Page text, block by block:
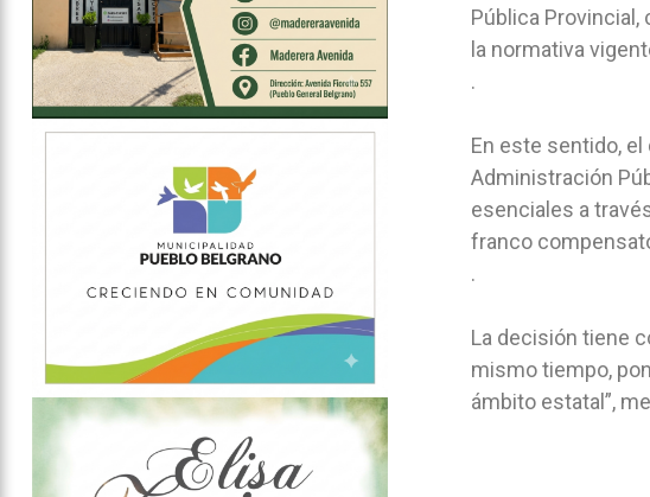
Pública
la normativa
.
En este sentido,
Administración
esenciales a
franco
.
La decisión tiene
mismo tiempo,
ámbito estatal”,